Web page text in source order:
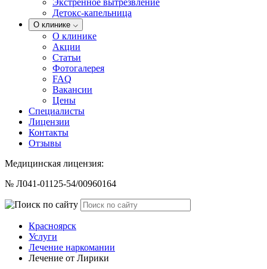
Экстренное вытрезвление
Детокс-капельница
О клинике
О клинике
Акции
Статьи
Фотогалерея
FAQ
Вакансии
Цены
Специалисты
Лицензии
Контакты
Отзывы
Медицинская лицензия:
№ Л041-01125-54/00960164
Красноярск
Услуги
Лечение наркомании
Лечение от Лирики